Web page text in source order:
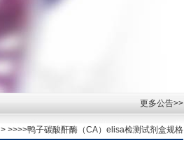
更多公告>>
> >>>>鸭子碳酸酐酶（CA）elisa检测试剂盒规格